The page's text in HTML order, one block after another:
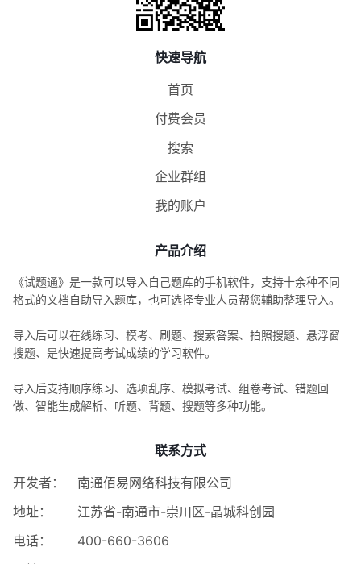
快速导航
首页
付费会员
搜索
企业群组
我的账户
产品介绍
《试题通》是一款可以导入自己题库的手机软件，支持十余种不同
格式的文档自助导入题库，也可选择专业人员帮您辅助整理导入。
导入后可以在线练习、模考、刷题、搜索答案、拍照搜题、悬浮窗
搜题、是快速提高考试成绩的学习软件。
导入后支持顺序练习、选项乱序、模拟考试、组卷考试、错题回
做、智能生成解析、听题、背题、搜题等多种功能。
联系方式
开发者：
南通佰易网络科技有限公司
地址：
江苏省-南通市-崇川区-晶城科创园
电话：
400-660-3606